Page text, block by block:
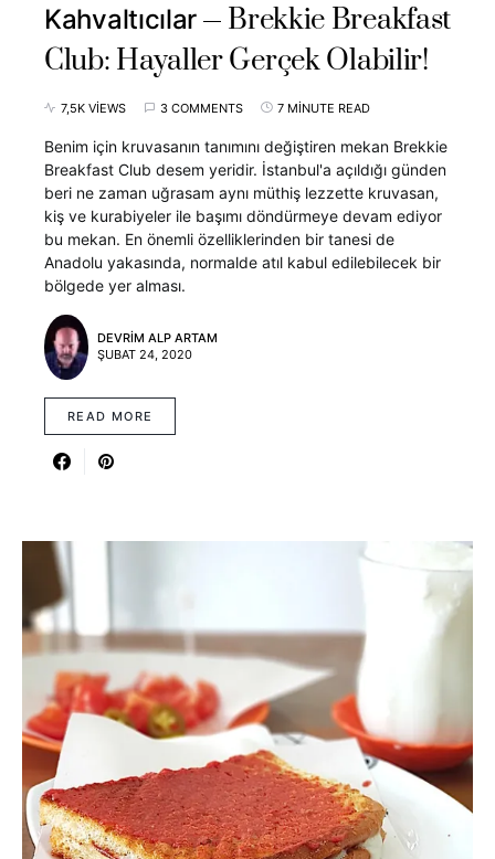
Kahvaltıcılar
Brekkie Breakfast
Club: Hayaller Gerçek Olabilir!
7,5K VIEWS 3 COMMENTS 7 MINUTE READ
Benim için kruvasanın tanımını değiştiren mekan Brekkie
Breakfast Club desem yeridir. İstanbul'a açıldığı günden
beri ne zaman uğrasam aynı müthiş lezzette kruvasan,
kiş ve kurabiyeler ile başımı döndürmeye devam ediyor
bu mekan. En önemli özelliklerinden bir tanesi de
Anadolu yakasında, normalde atıl kabul edilebilecek bir
bölgede yer alması.
DEVRIM ALP ARTAM
ŞUBAT 24, 2020
READ MORE